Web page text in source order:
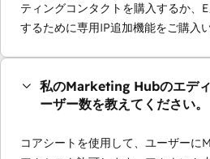
ティングコンタクトを購入するか、
するために専用IP追加機能をご購入
私のMarketing Hubのエデ
ーザー数を教えてください。
コアシートを使用して、ユーザー